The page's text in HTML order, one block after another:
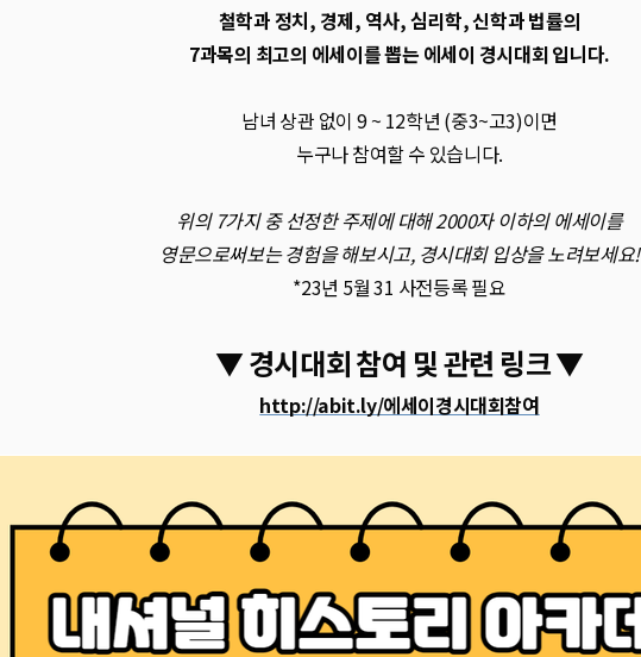
철학과 정치, 경제, 역사, 심리학, 신학과 법률의
7과목의 최고의 에세이를 뽑는 에세이 경시대회 입니다.
남녀 상관 없이 9 ~ 12학년 (중3~고3)이면
누구나 참여할 수 있습니다.
위의 7가지 중 선정한 주제에 대해 2000자 이하의 에세이를
영문으로써보는 경험을 해보시고, 경시대회 입상을 노려보세요!
*23년 5월 31 사전등록 필요
▼ 경시대회 참여 및 관련 링크 ▼
http://abit.ly/에세이경시대회참여